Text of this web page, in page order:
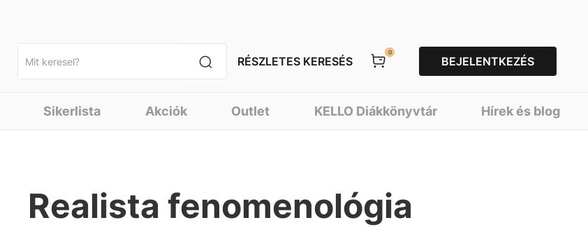
RÉSZLETES KERESÉS
0
BEJELENTKEZÉS
Sikerlista Akciók Outlet KELLO Diákkönyvtár Hírek és blog
Realista fenomenológia